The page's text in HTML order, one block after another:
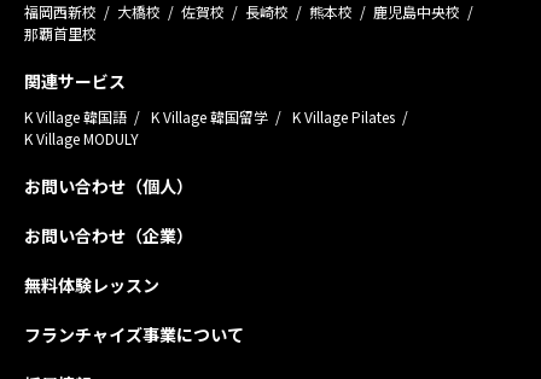
福岡西新校
大橋校 佐賀校 長崎校 熊本校
鹿児島中央校
那覇首里校
関連サービス
K Village 韓国語 K Village 韓国留学
K Village Pilates
K Village MODULY
お問い合わせ（個人）
お問い合わせ（企業）
無料体験レッスン
フランチャイズ事業について